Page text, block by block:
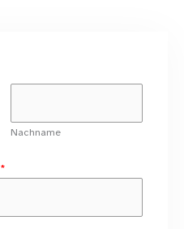
Nachname
*